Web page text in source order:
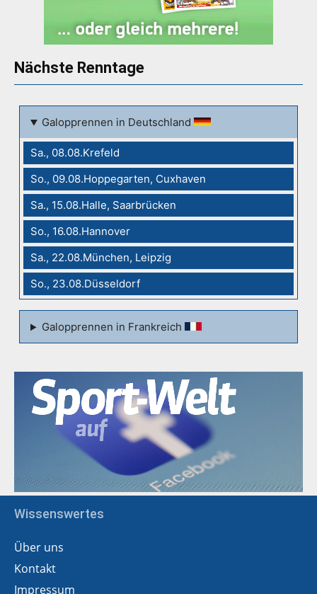
Nächste Renntage
Galopprennen in Deutschland
Sa., 08.08.Krefeld
So., 09.08.Hoppegarten, Cuxhaven
Sa., 15.08.Halle, Saarbrücken
So., 16.08.Hannover
Sa., 22.08.München, Leipzig
So., 23.08.Düsseldorf
Galopprennen in Frankreich
Wissenswertes
Über uns
Kontakt
Impressum